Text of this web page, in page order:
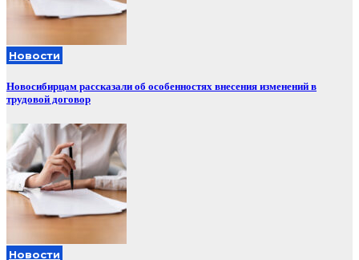
Новости
Новосибирцам рассказали об особенностях внесения изменений в
трудовой договор
Новости